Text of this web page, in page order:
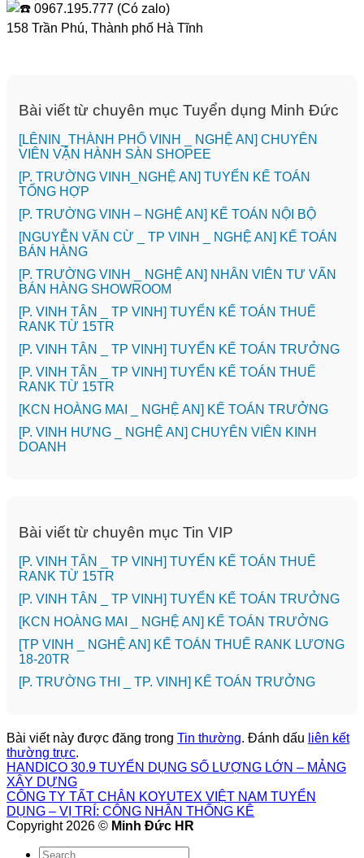
0967.195.777 (Có zalo)
158 Trần Phú, Thành phố Hà Tĩnh
Bài viết từ chuyên mục Tuyển dụng Minh Đức
️[LÊNIN_THÀNH PHỐ VINH _ NGHỆ AN] CHUYÊN
VIÊN VẬN HÀNH SÀN SHOPEE
[P. TRƯỜNG VINH_NGHỆ AN] TUYỂN KẾ TOÁN
TỔNG HỢP
[P. TRƯỜNG VINH – NGHỆ AN] KẾ TOÁN NỘI BỘ
[NGUYỄN VĂN CỪ _ TP VINH _ NGHỆ AN] KẾ TOÁN
BÁN HÀNG
[P. TRƯỜNG VINH _ NGHỆ AN] NHÂN VIÊN TƯ VẤN
BÁN HÀNG SHOWROOM
[P. VINH TÂN _ TP VINH] TUYỂN KẾ TOÁN THUẾ
RANK TỪ 15TR
[P. VINH TÂN _ TP VINH] TUYỂN KẾ TOÁN TRƯỞNG
[P. VINH TÂN _ TP VINH] TUYỂN KẾ TOÁN THUẾ
RANK TỪ 15TR
️[KCN HOÀNG MAI _ NGHỆ AN] KẾ TOÁN TRƯỞNG
️[P. VINH HƯNG _ NGHỆ AN] CHUYÊN VIÊN KINH
DOANH
Bài viết từ chuyên mục Tin VIP
[P. VINH TÂN _ TP VINH] TUYỂN KẾ TOÁN THUẾ
RANK TỪ 15TR
[P. VINH TÂN _ TP VINH] TUYỂN KẾ TOÁN TRƯỞNG
️[KCN HOÀNG MAI _ NGHỆ AN] KẾ TOÁN TRƯỞNG
[TP VINH _ NGHỆ AN] KẾ TOÁN THUẾ RANK LƯƠNG
18-20TR
️[P. TRƯỜNG THI _ TP. VINH] KẾ TOÁN TRƯỞNG
Bài viết này được đăng trong Tin thường. Đánh dấu liên kết
thường trực.
HANDICO 30.9 TUYỂN DỤNG SỐ LƯỢNG LỚN – MẢNG
XÂY DỰNG
CÔNG TY TẤT CHÂN KOYUTEX VIỆT NAM TUYỂN
DỤNG – VỊ TRÍ: CÔNG NHÂN THỐNG KÊ
Copyright 2026 © Minh Đức HR